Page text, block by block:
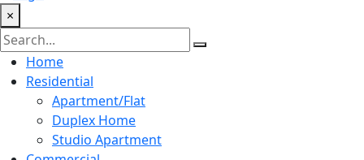
×
Home
Residential
Apartment/Flat
Duplex Home
Studio Apartment